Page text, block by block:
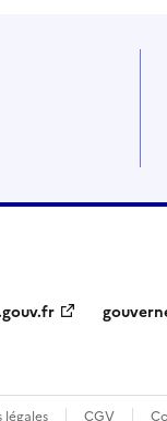
légales CGV